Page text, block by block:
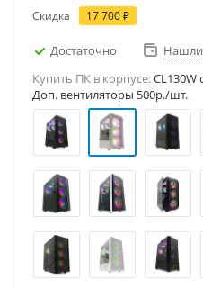
Скидка 17 700 ₽
Достаточно
Нашли
Купить ПК в корпусе:CL130W
Доп. вентиляторы 500р./шт.